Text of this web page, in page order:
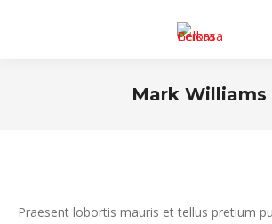
Mark Williams
Praesent lobortis mauris et tellus pretium